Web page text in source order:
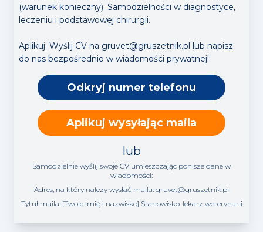
(warunek konieczny). Samodzielności w diagnostyce,
leczeniu i podstawowej chirurgii.
Aplikuj: Wyślij CV na gruvet@gruszetnik.pl lub napisz
do nas bezpośrednio w wiadomości prywatnej!
Odkryj numer telefonu
Aplikuj wysyłając maila
lub
Samodzielnie wyślij swoje CV umieszczając ponisze dane w
wiadomości:
Adres, na który nalezy wysłać maila: gruvet@gruszetnik.pl
Tytuł maila: [Twoje imię i nazwisko] Stanowisko: lekarz weterynarii